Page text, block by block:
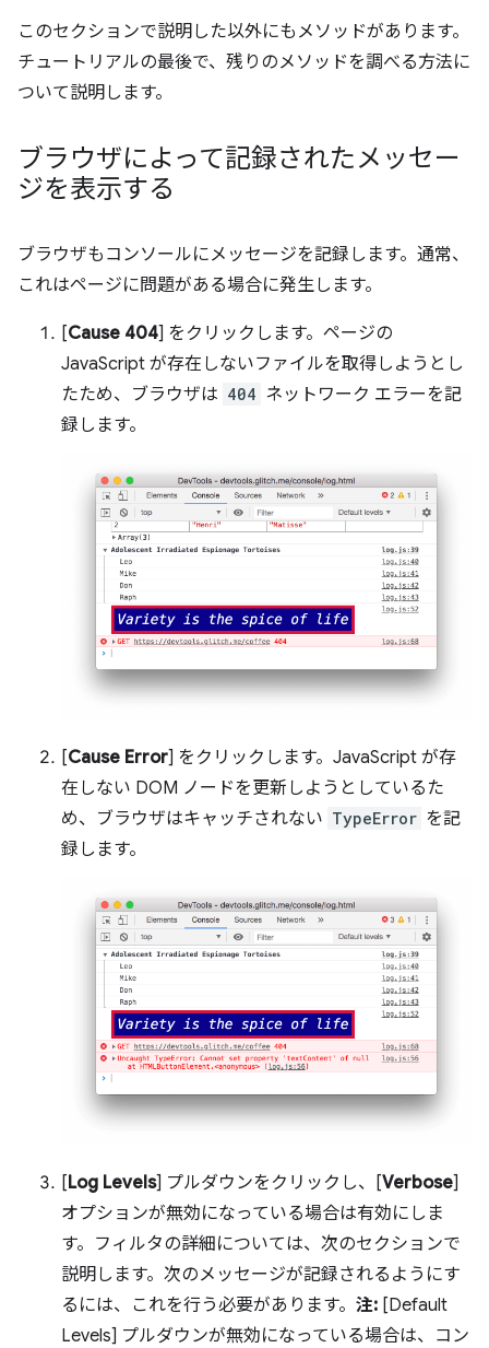
このセクションで説明した以外にもメソッドがあります。
チュートリアルの最後で、残りのメソッドを調べる方法に
ついて説明します。
ブラウザによって記録されたメッセー
ジを表示する
ブラウザもコンソールにメッセージを記録します。通常、
これはページに問題がある場合に発生します。
[Cause 404] をクリックします。ページの
JavaScript が存在しないファイルを取得しようとし
たため、ブラウザは 404 ネットワーク エラーを記
録します。
[Cause Error] をクリックします。JavaScript が存
在しない DOM ノードを更新しようとしているた
め、ブラウザはキャッチされない TypeError を記
録します。
[Log Levels] プルダウンをクリックし、[Verbose]
オプションが無効になっている場合は有効にしま
す。フィルタの詳細については、次のセクションで
説明します。次のメッセージが記録されるようにす
るには、これを行う必要があります。 注: [Default
Levels] プルダウンが無効になっている場合は、コン